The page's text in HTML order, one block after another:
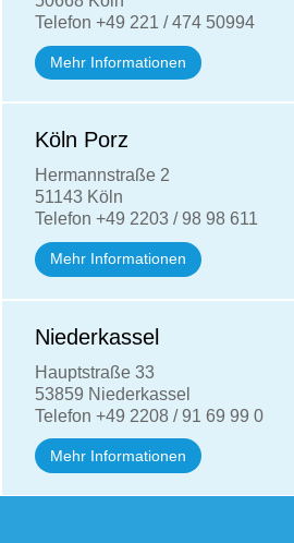
Telefon +49 221 /474 50994
Mehr Informationen
Köln Porz
Hermannstraße 2
51143 Köln
Telefon +49 2203 / 98 98 611
Mehr Informationen
Niederkassel
Hauptstraße 33
53859 Niederkassel
Telefon +49 2208 / 91 69 99 0
Mehr Informationen